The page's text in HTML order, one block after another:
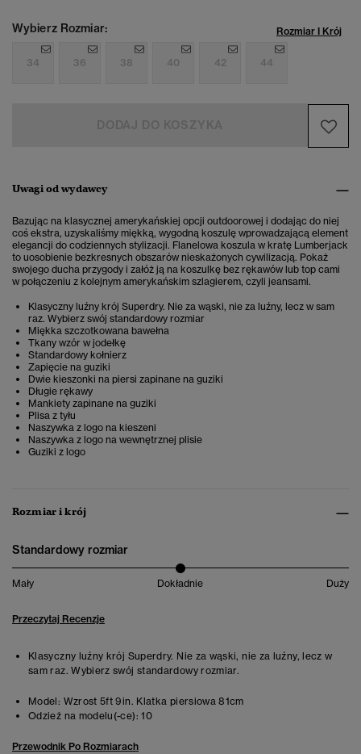
Wybierz Rozmiar: Rozmiar I Krój
34 36 38 40 42 44
Uwagi od wydawcy
Bazując na klasycznej amerykańskiej opcji outdoorowej i dodając do niej
coś ekstra, uzyskaliśmy miękką, wygodną koszulę wprowadzającą element
elegancji do codziennych stylizacji. Flanelowa koszula w kratę Lumberjack
to uosobienie bezkresnych obszarów nieskażonych cywilizacją. Pokaż
swojego ducha przygody i załóż ją na koszulkę bez rękawów lub top cami
w połączeniu z kolejnym amerykańskim szlagierem, czyli jeansami.
Klasyczny luźny krój Superdry. Nie za wąski, nie za luźny, lecz w sam
raz. Wybierz swój standardowy rozmiar
Miękka szczotkowana bawełna
Tkany wzór w jodełkę
Standardowy kołnierz
Zapięcie na guziki
Dwie kieszonki na piersi zapinane na guziki
Długie rękawy
Mankiety zapinane na guziki
Plisa z tyłu
Naszywka z logo na kieszeni
Naszywka z logo na wewnętrznej plisie
Guziki z logo
Rozmiar i krój
Standardowy rozmiar
Mały Dokładnie Duży
Przeczytaj Recenzje
Klasyczny luźny krój Superdry. Nie za wąski, nie za luźny, lecz w
sam raz. Wybierz swój standardowy rozmiar.
Model: Wzrost 5ft 9in. Klatka piersiowa 81cm
Odzież na modelu(-ce): 10
Przewodnik Po Rozmiarach